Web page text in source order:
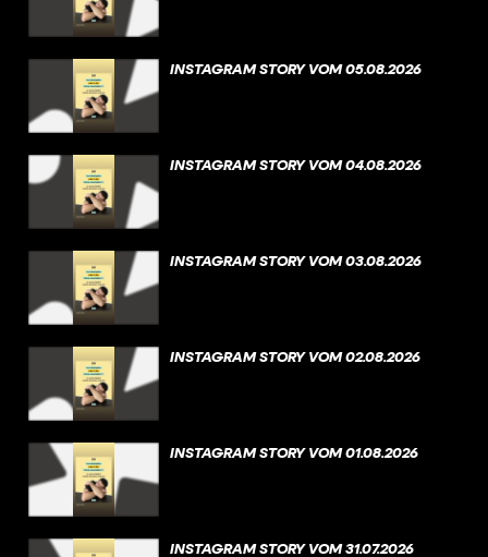
INSTAGRAM STORY VOM 05.08.2026
INSTAGRAM STORY VOM 04.08.2026
INSTAGRAM STORY VOM 03.08.2026
INSTAGRAM STORY VOM 02.08.2026
INSTAGRAM STORY VOM 01.08.2026
INSTAGRAM STORY VOM 31.07.2026